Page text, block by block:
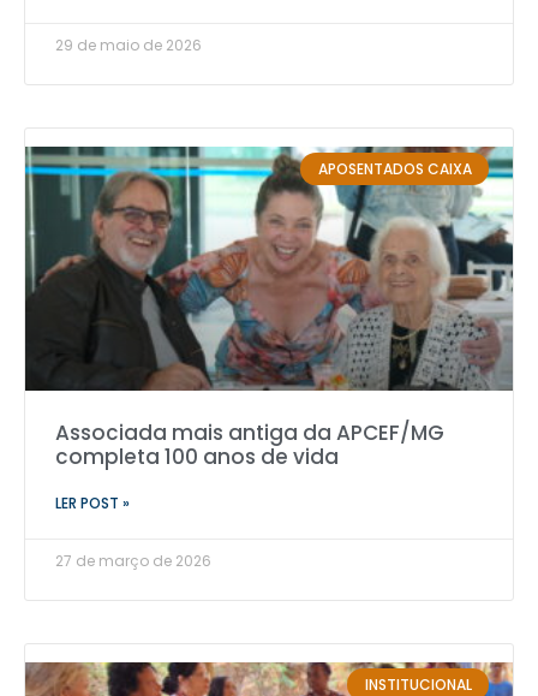
29 de maio de 2026
APOSENTADOS CAIXA
Associada mais antiga da APCEF/MG
completa 100 anos de vida
LER POST »
27 de março de 2026
INSTITUCIONAL